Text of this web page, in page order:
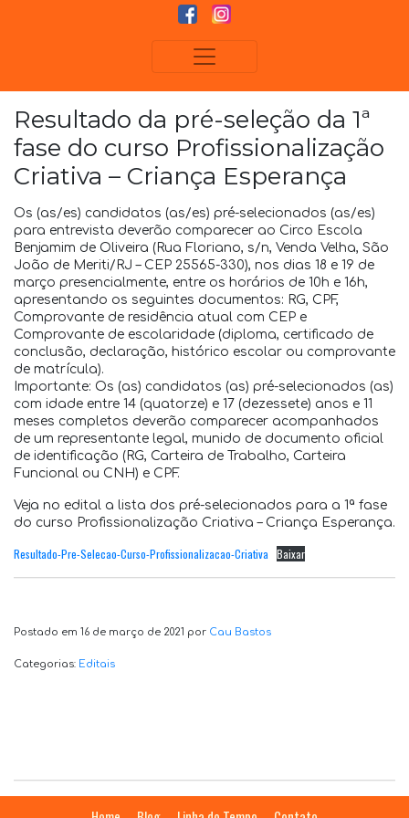
Resultado da pré-seleção da 1ª
fase do curso Profissionalização
Criativa – Criança Esperança
Os (as/es) candidatos (as/es) pré-selecionados (as/es)
para entrevista deverão comparecer ao Circo Escola
Benjamim de Oliveira (Rua Floriano, s/n, Venda Velha, São
João de Meriti/RJ – CEP 25565-330), nos dias 18 e 19 de
março presencialmente, entre os horários de 10h e 16h,
apresentando os seguintes documentos: RG, CPF,
Comprovante de residência atual com CEP e
Comprovante de escolaridade (diploma, certificado de
conclusão, declaração, histórico escolar ou comprovante
de matrícula).
Importante: Os (as) candidatos (as) pré-selecionados (as)
com idade entre 14 (quatorze) e 17 (dezessete) anos e 11
meses completos deverão comparecer acompanhados
de um representante legal, munido de documento oficial
de identificação (RG, Carteira de Trabalho, Carteira
Funcional ou CNH) e CPF.
Veja no edital a lista dos pré-selecionados para a 1ª fase
do curso Profissionalização Criativa – Criança Esperança.
Resultado-Pre-Selecao-Curso-Profissionalizacao-Criativa Baixar
Postado em 16 de março de 2021 por Cau Bastos
Categorias: Editais